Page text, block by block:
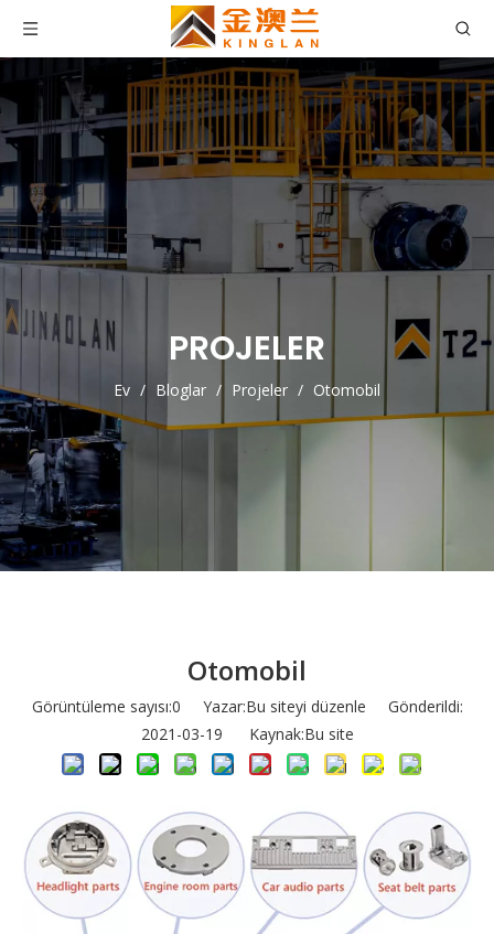
PROJELER
Ev / Bloglar / Projeler / Otomobil
Otomobil
Görüntüleme sayısı:0 Yazar:Bu siteyi düzenle Gönderildi:
2021-03-19 Kaynak:Bu site